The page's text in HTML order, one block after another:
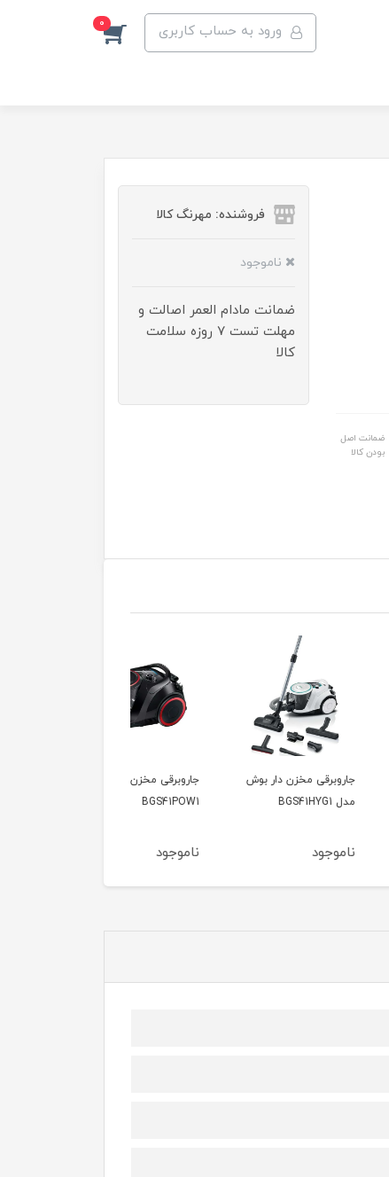
ورود به حساب کاربری 0
ضمانت اصل
بودن کالا
فروشنده: مهرنگ کالا
ناموجود
ضمانت مادام العمر اصالت و
مهلت تست ۷ روزه سلامت
کالا
مخزن دار بوش
جاروبرقی مخزن دار